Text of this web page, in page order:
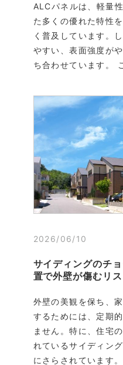
ALCパネルは、軽量
た多くの優れた特性
く普及しています。
やすい、表面強度が
ち合わせています。
2026/06/10
サイディングのチ
置で外壁が傷むリ
外壁の美観を保ち、
するためには、定期
ません。特に、住宅
れているサイディン
にさらされています